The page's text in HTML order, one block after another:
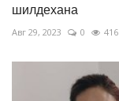
шилдехана
Авг 29, 2023 0 416